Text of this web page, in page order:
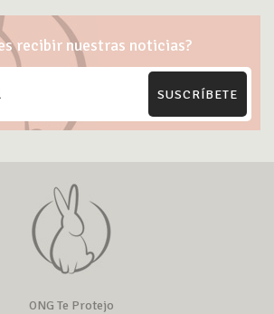
recibir nuestras noticias?
SUSCRÍBETE
ONG Te Protejo